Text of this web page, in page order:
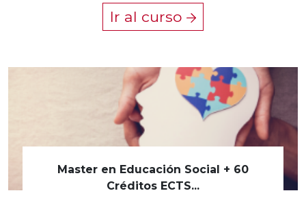
Ir al curso
Master en Educación Social + 60
Créditos ECTS...